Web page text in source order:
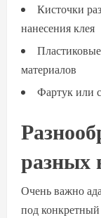
Кисточки
нанесения клея
материалов
Фартук или
разных
Очень важно
под